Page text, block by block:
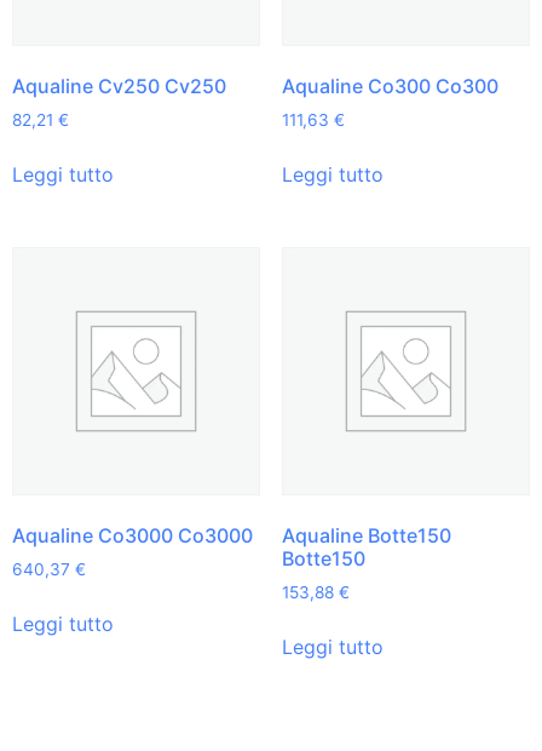
Aqualine Cv250 Cv250
82,21 €
Leggi tutto
Aqualine Co300 Co300
111,63 €
Leggi tutto
Aqualine Co3000 Co3000
640,37 €
Leggi tutto
Aqualine Botte150
Botte150
153,88 €
Leggi tutto